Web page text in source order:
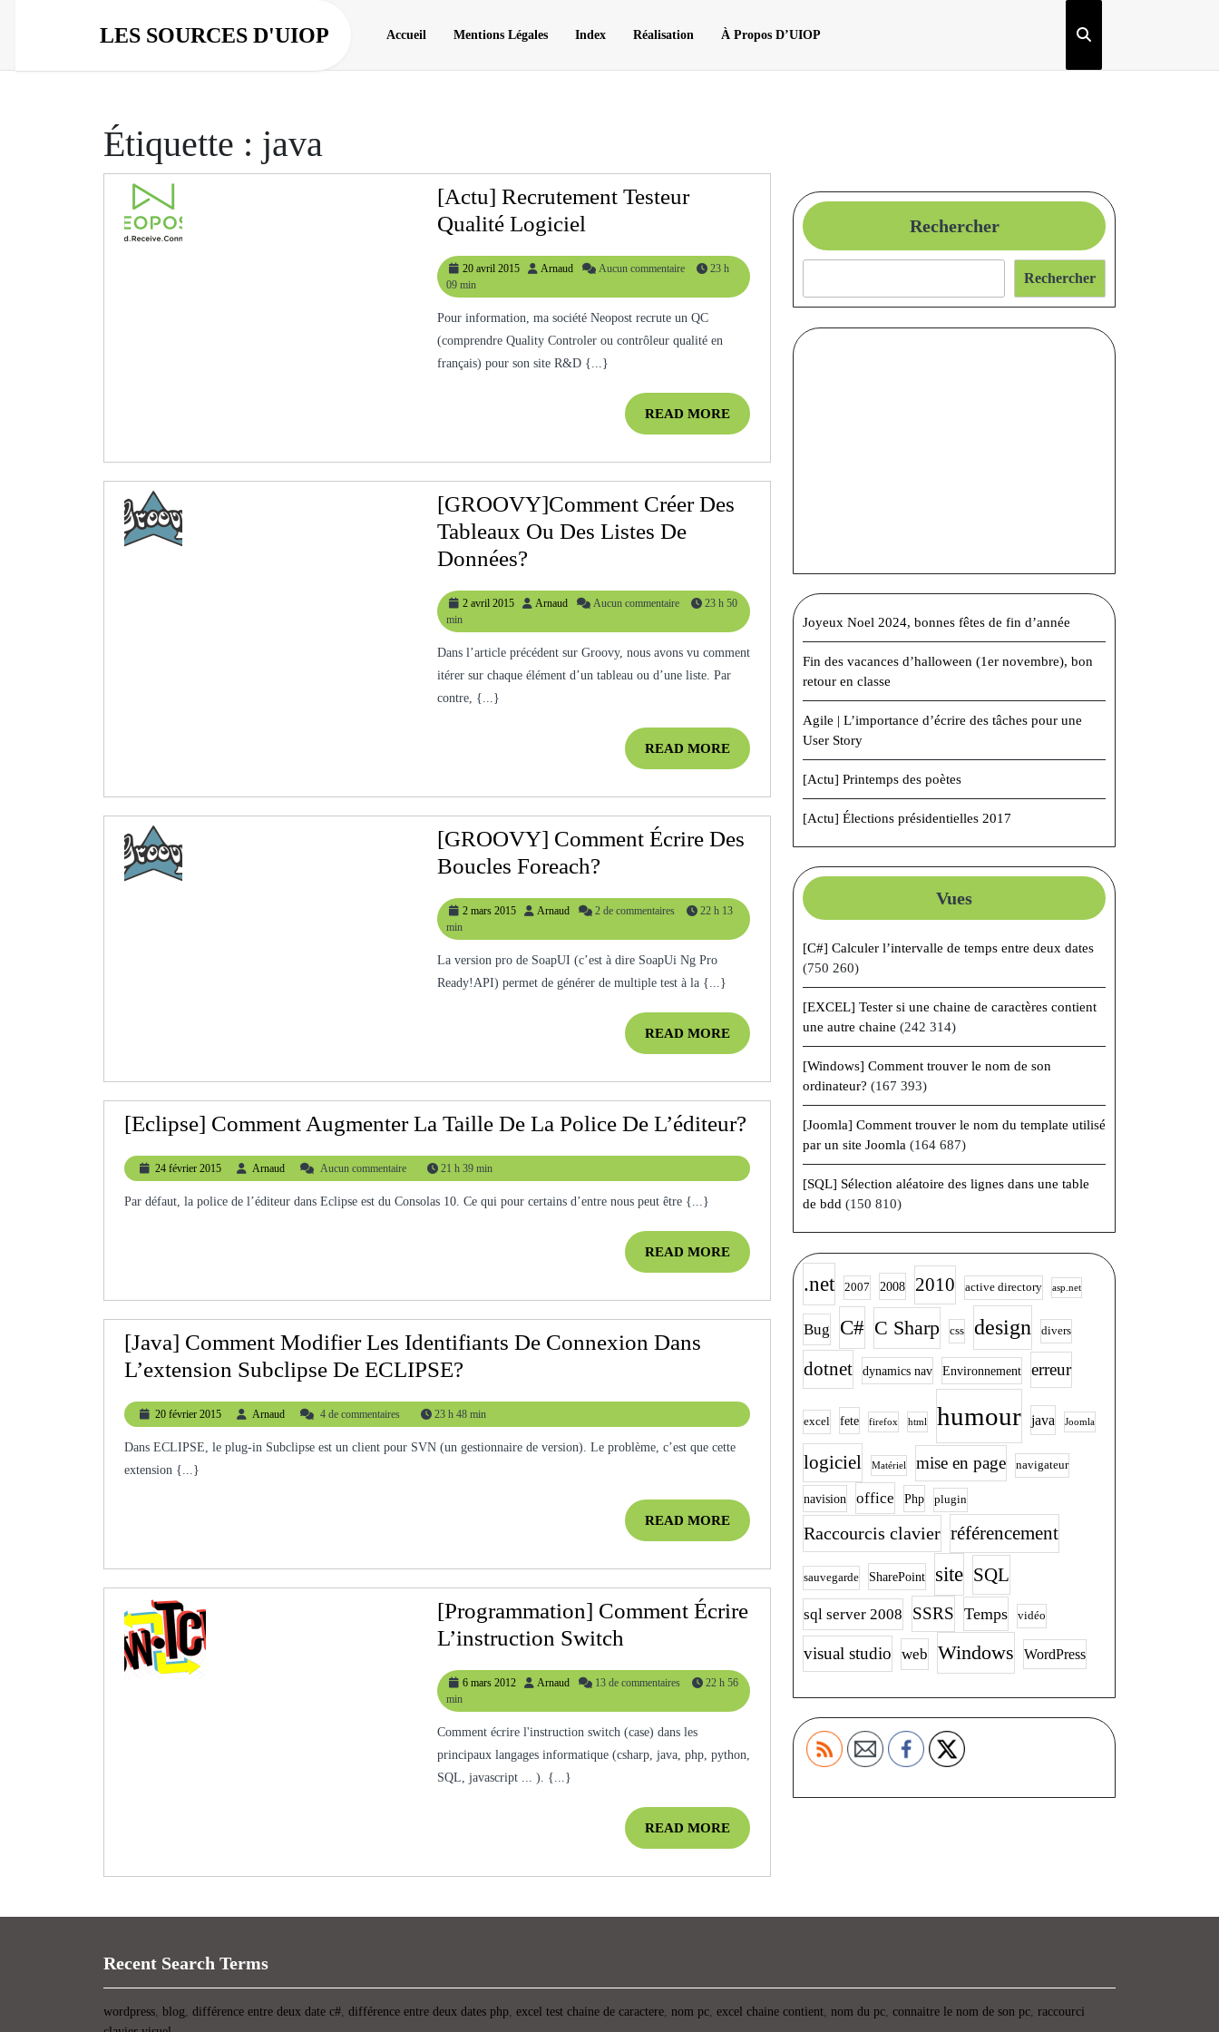
LES SOURCES D'UIOP Accueil Mentions Légales Index Réalisation À Propos D’UIOP
Étiquette : java
[Actu] Recrutement Testeur
Qualité Logiciel
Recrutement
Testeur
Qualité
Logiciel
20 avril 2015
20
2015
Arnaud Arnaud
Aucun commentaire
23 h
09 min
Pour information, ma société Neopost recrute un QC
(comprendre Quality Controler ou contrôleur qualité en
français) pour son site R&D {...}
READ MOREREAD
MORE
[GROOVY]Comment Créer Des
Tableaux Ou Des Listes De
Données?
Créer
Des
Tableaux
Ou
2 avril 2015
2
2015
Arnaud Arnaud
Aucun commentaire
23 h 50
min
Dans l’article précédent sur Groovy, nous avons vu comment
itérer sur chaque élément d’un tableau ou d’une liste. Par
contre, {...}
READ MOREREAD
MORE
[GROOVY] Comment Écrire Des
Boucles Foreach?
Comment
Écrire
Des
Boucles
2 mars 2015
2
2015
Arnaud Arnaud
2 de commentaires
22 h 13
min
La version pro de SoapUI (c’est à dire SoapUi Ng Pro
Ready!API) permet de générer de multiple test à la {...}
READ MOREREAD
MORE
[Eclipse] Comment Augmenter La Taille De La Police De L’éditeur? [Eclipse]
Comment
Augmenter
Taille
De
Police
L’éditeur?
24 février 2015
24
février
2015
Arnaud ArnaudAucun commentaire 21 h 39 min
Par défaut, la police de l’éditeur dans Eclipse est du Consolas 10. Ce qui pour certains d’entre nous peut être {...}
READ MOREREAD
MORE
[Java] Comment Modifier Les Identifiants De Connexion Dans
L’extension Subclipse De ECLIPSE?
Comment
Modifier
Les
L’extension
Subclipse
De
ECLIPSE?
20 février 2015
20
février
2015
Arnaud Arnaud4 de commentaires 23 h 48 min
Dans ECLIPSE, le plug-in Subclipse est un client pour SVN (un gestionnaire de version). Le problème, c’est que cette
extension {...}
READ MOREREAD
MORE
[Programmation] Comment Écrire
L’instruction Switch
Comment
Écrire
L’instruction
Switch
6 mars 2012
6
2012
Arnaud Arnaud
13 de commentaires
22 h 56
min
Comment écrire l'instruction switch (case) dans les
principaux langages informatique (csharp, java, php, python,
SQL, javascript ... ). {...}
READ MOREREAD
MORE
Rechercher
Rechercher
Joyeux Noel 2024, bonnes fêtes de fin d’année
Fin des vacances d’halloween (1er novembre), bon
retour en classe
Agile | L’importance d’écrire des tâches pour une
User Story
[Actu] Printemps des poètes
[Actu] Élections présidentielles 2017
Vues
[C#] Calculer l’intervalle de temps entre deux dates
(750 260)
[EXCEL] Tester si une chaine de caractères contient
une autre chaine (242 314)
[Windows] Comment trouver le nom de son
ordinateur? (167 393)
[Joomla] Comment trouver le nom du template utilisé
par un site Joomla (164 687)
[SQL] Sélection aléatoire des lignes dans une table
de bdd (150 810)
.net 2007 2008 2010 active directory asp.net
Bug C# C Sharp css design divers
dotnet dynamics nav Environnement erreur
excel fete firefox html humour java Joomla
logiciel Matériel mise en page navigateur
navision office Php plugin
Raccourcis clavier référencement
sauvegarde SharePoint site SQL
sql server 2008 SSRS Temps vidéo
visual studio web Windows WordPress
Recent Search Terms
wordpress, blog, différence entre deux date c#, différence entre deux dates php, excel test chaine de caractere, nom pc, excel chaine contient, nom du pc, connaitre le nom de son pc, raccourci